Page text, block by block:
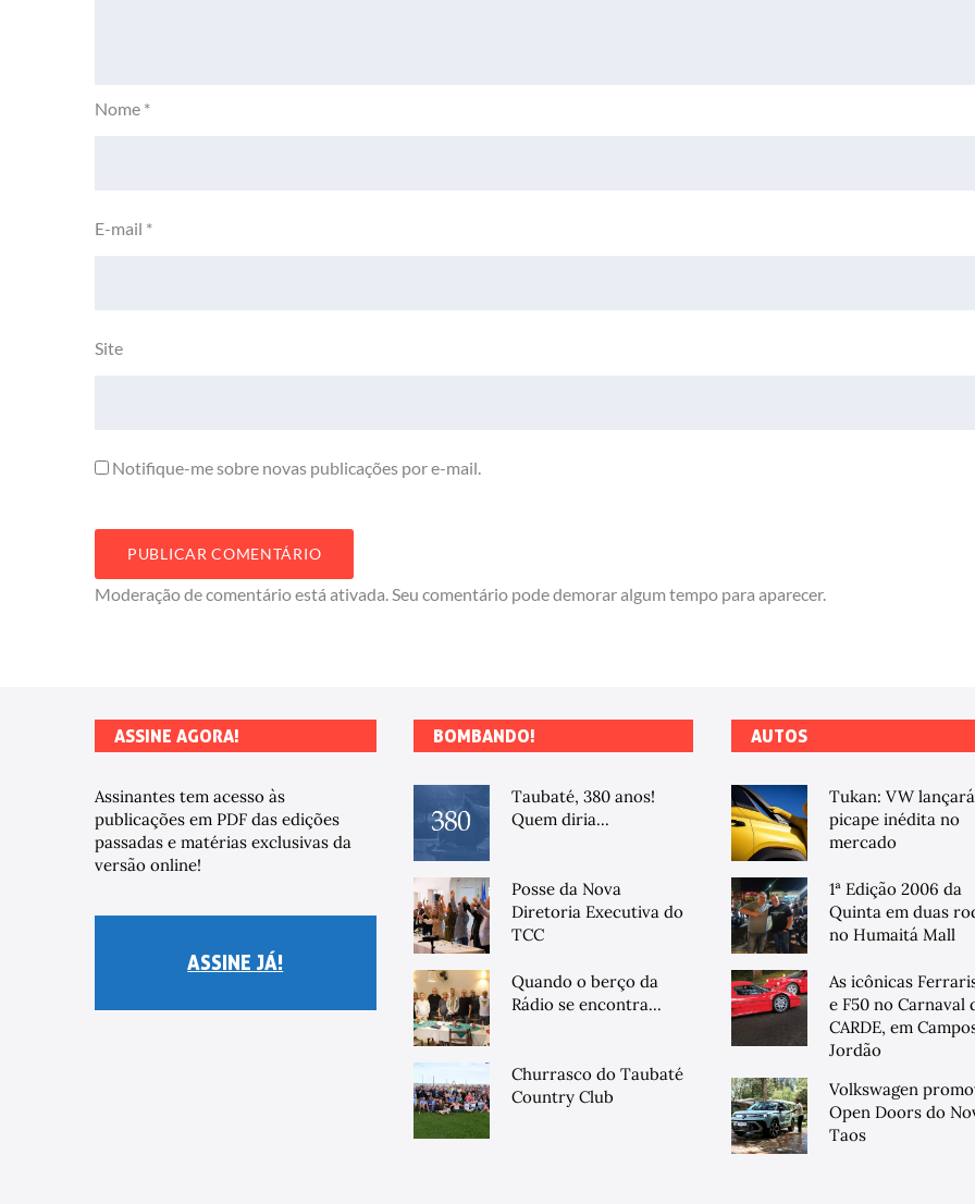
Nome *
E-mail *
Site
Notifique-me sobre novas publicações por e-mail.
Moderação de comentário está ativada. Seu comentário pode demorar algum tempo para aparecer.
ASSINE AGORA!
Assinantes tem acesso às
publicações em PDF das edições
passadas e matérias exclusivas da
versão online!
ASSINE JÁ!
BOMBANDO!
Taubaté, 380 anos!
Quem diria...
Posse da Nova
Diretoria Executiva do
TCC
Quando o berço da
Rádio se encontra...
Churrasco do Taubaté
Country Club
AUTOS
Tukan: VW lançará
picape inédita no
mercado
1ª Edição 2006 da
Quinta em duas
no Humaitá Mall
As icônicas
e F50 no Carnaval
CARDE, em
Jordão
Volkswagen
Open Doors do
Taos